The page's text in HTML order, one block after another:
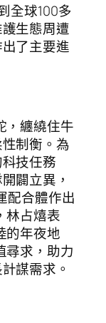
全球100多
生態周遭
了主要進
，纏繞住牛
制衡。為
技任務
闢立異，
配合體作出
林占熺表
的年夜地
尋求，助力
謀需求。